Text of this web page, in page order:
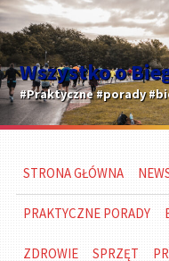
Wszystko o
#Praktyczne #porady
STRONA GŁÓWNA
PRAKTYCZNE PORADY
ZDROWIE SPRZĘT